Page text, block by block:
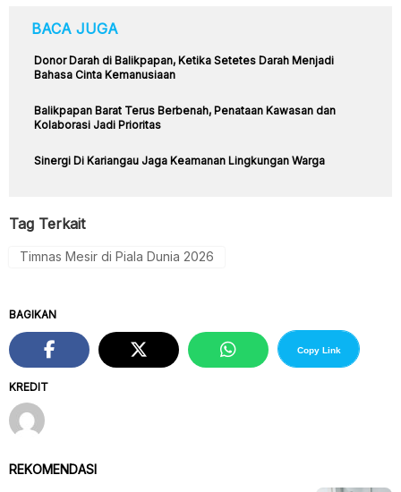
BACA JUGA
Donor Darah di Balikpapan, Ketika Setetes Darah Menjadi
Bahasa Cinta Kemanusiaan
Balikpapan Barat Terus Berbenah, Penataan Kawasan dan
Kolaborasi Jadi Prioritas
Sinergi Di Kariangau Jaga Keamanan Lingkungan Warga
Tag Terkait
Timnas Mesir di Piala Dunia 2026
KREDIT
BAGIKAN
Copy Link
REKOMENDASI